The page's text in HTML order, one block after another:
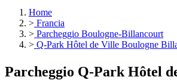
Home
> Francia
> Parcheggio Boulogne-Billancourt
> Q-Park Hôtel de Ville Boulogne
Parcheggio Q-Park Hôtel